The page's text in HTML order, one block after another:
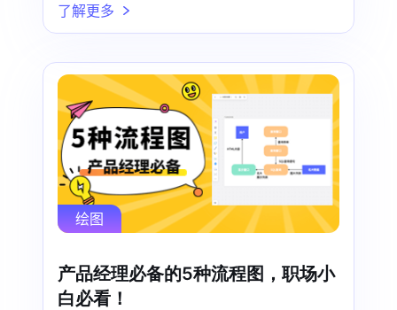
了解更多
绘图
产品经理必备的5种流程图，职场小
白必看！